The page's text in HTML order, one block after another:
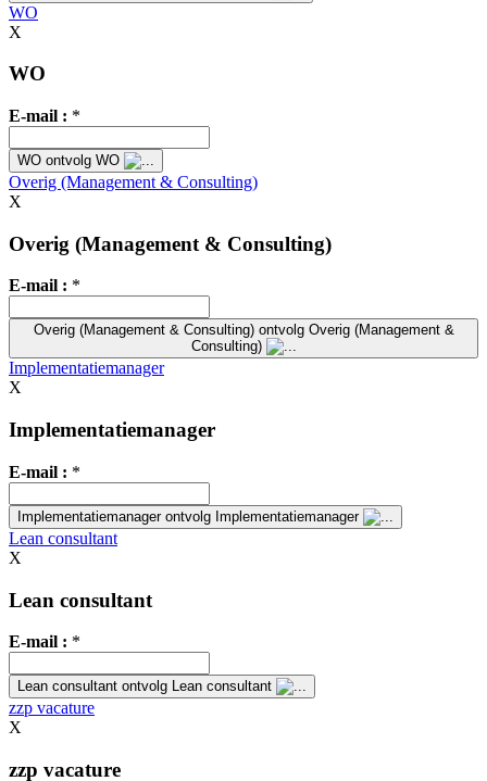
WO
X
WO
E-mail : *
WO ontvolg WO
Overig (Management & Consulting)
X
Overig (Management & Consulting)
E-mail : *
Overig (Management & Consulting) ontvolg Overig (Management &
Consulting)
Implementatiemanager
X
Implementatiemanager
E-mail : *
Implementatiemanager ontvolg Implementatiemanager
Lean consultant
X
Lean consultant
E-mail : *
Lean consultant ontvolg Lean consultant
zzp vacature
X
zzp vacature